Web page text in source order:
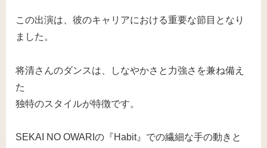
この出演は、彼のキャリアにおける重要な節目となり
ました。
将清さんのダンスは、しなやかさと力強さを兼ね備え
た
独特のスタイルが特徴です。
SEKAI NO OWARIの『Habit』での繊細な手の動きと